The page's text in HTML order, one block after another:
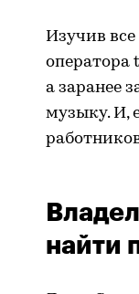
Изучив
оператора
а заранее
музыку. И,
найти